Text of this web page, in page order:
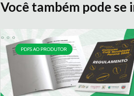
Você também pode se
PDFS AO PRODUTOR